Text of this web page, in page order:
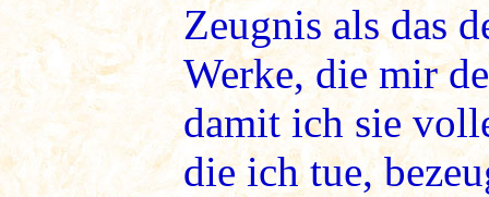
Zeugnis als das
Werke, die mir
damit ich sie
die ich tue,